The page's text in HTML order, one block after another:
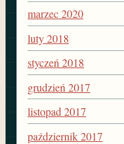
marzec 2020
luty 2018
styczeń 2018
grudzień 2017
listopad 2017
październik 2017